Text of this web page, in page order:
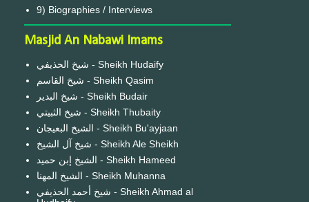
9) Biographies / Interviews
Masjid An Nabawi Imams
شيخ الحذيفي - Sheikh Hudaify
شيخ القاسم - Sheikh Qasim
شيخ البدير - Sheikh Budair
شيخ الثبيتي - Sheikh Thubaity
الشيخ البعيجان - Sheikh Bu'ayjaan
شيخ آل الشيخ - Sheikh Ale Sheikh
الشيخ إبن حميد - Sheikh Hameed
الشيخ المهنا - Sheikh Muhanna
شيخ أحمد الحذيفي - Sheikh Ahmad al